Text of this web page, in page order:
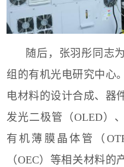
随后，张羽彤同志
组的有机光电研究中心
电材料的设计合成、器
发光二极管（OLED）
有机薄膜晶体管（
（OEC）等相关材料的